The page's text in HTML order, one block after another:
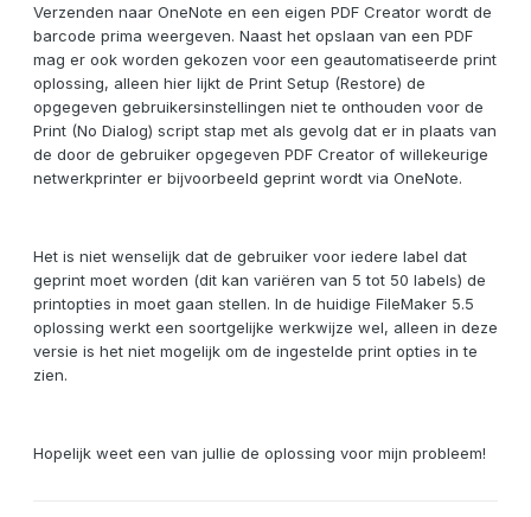
Verzenden naar OneNote en een eigen PDF Creator wordt de
barcode prima weergeven. Naast het opslaan van een PDF
mag er ook worden gekozen voor een geautomatiseerde print
oplossing, alleen hier lijkt de Print Setup (Restore) de
opgegeven gebruikersinstellingen niet te onthouden voor de
Print (No Dialog) script stap met als gevolg dat er in plaats van
de door de gebruiker opgegeven PDF Creator of willekeurige
netwerkprinter er bijvoorbeeld geprint wordt via OneNote.
Het is niet wenselijk dat de gebruiker voor iedere label dat
geprint moet worden (dit kan variëren van 5 tot 50 labels) de
printopties in moet gaan stellen. In de huidige FileMaker 5.5
oplossing werkt een soortgelijke werkwijze wel, alleen in deze
versie is het niet mogelijk om de ingestelde print opties in te
zien.
Hopelijk weet een van jullie de oplossing voor mijn probleem!